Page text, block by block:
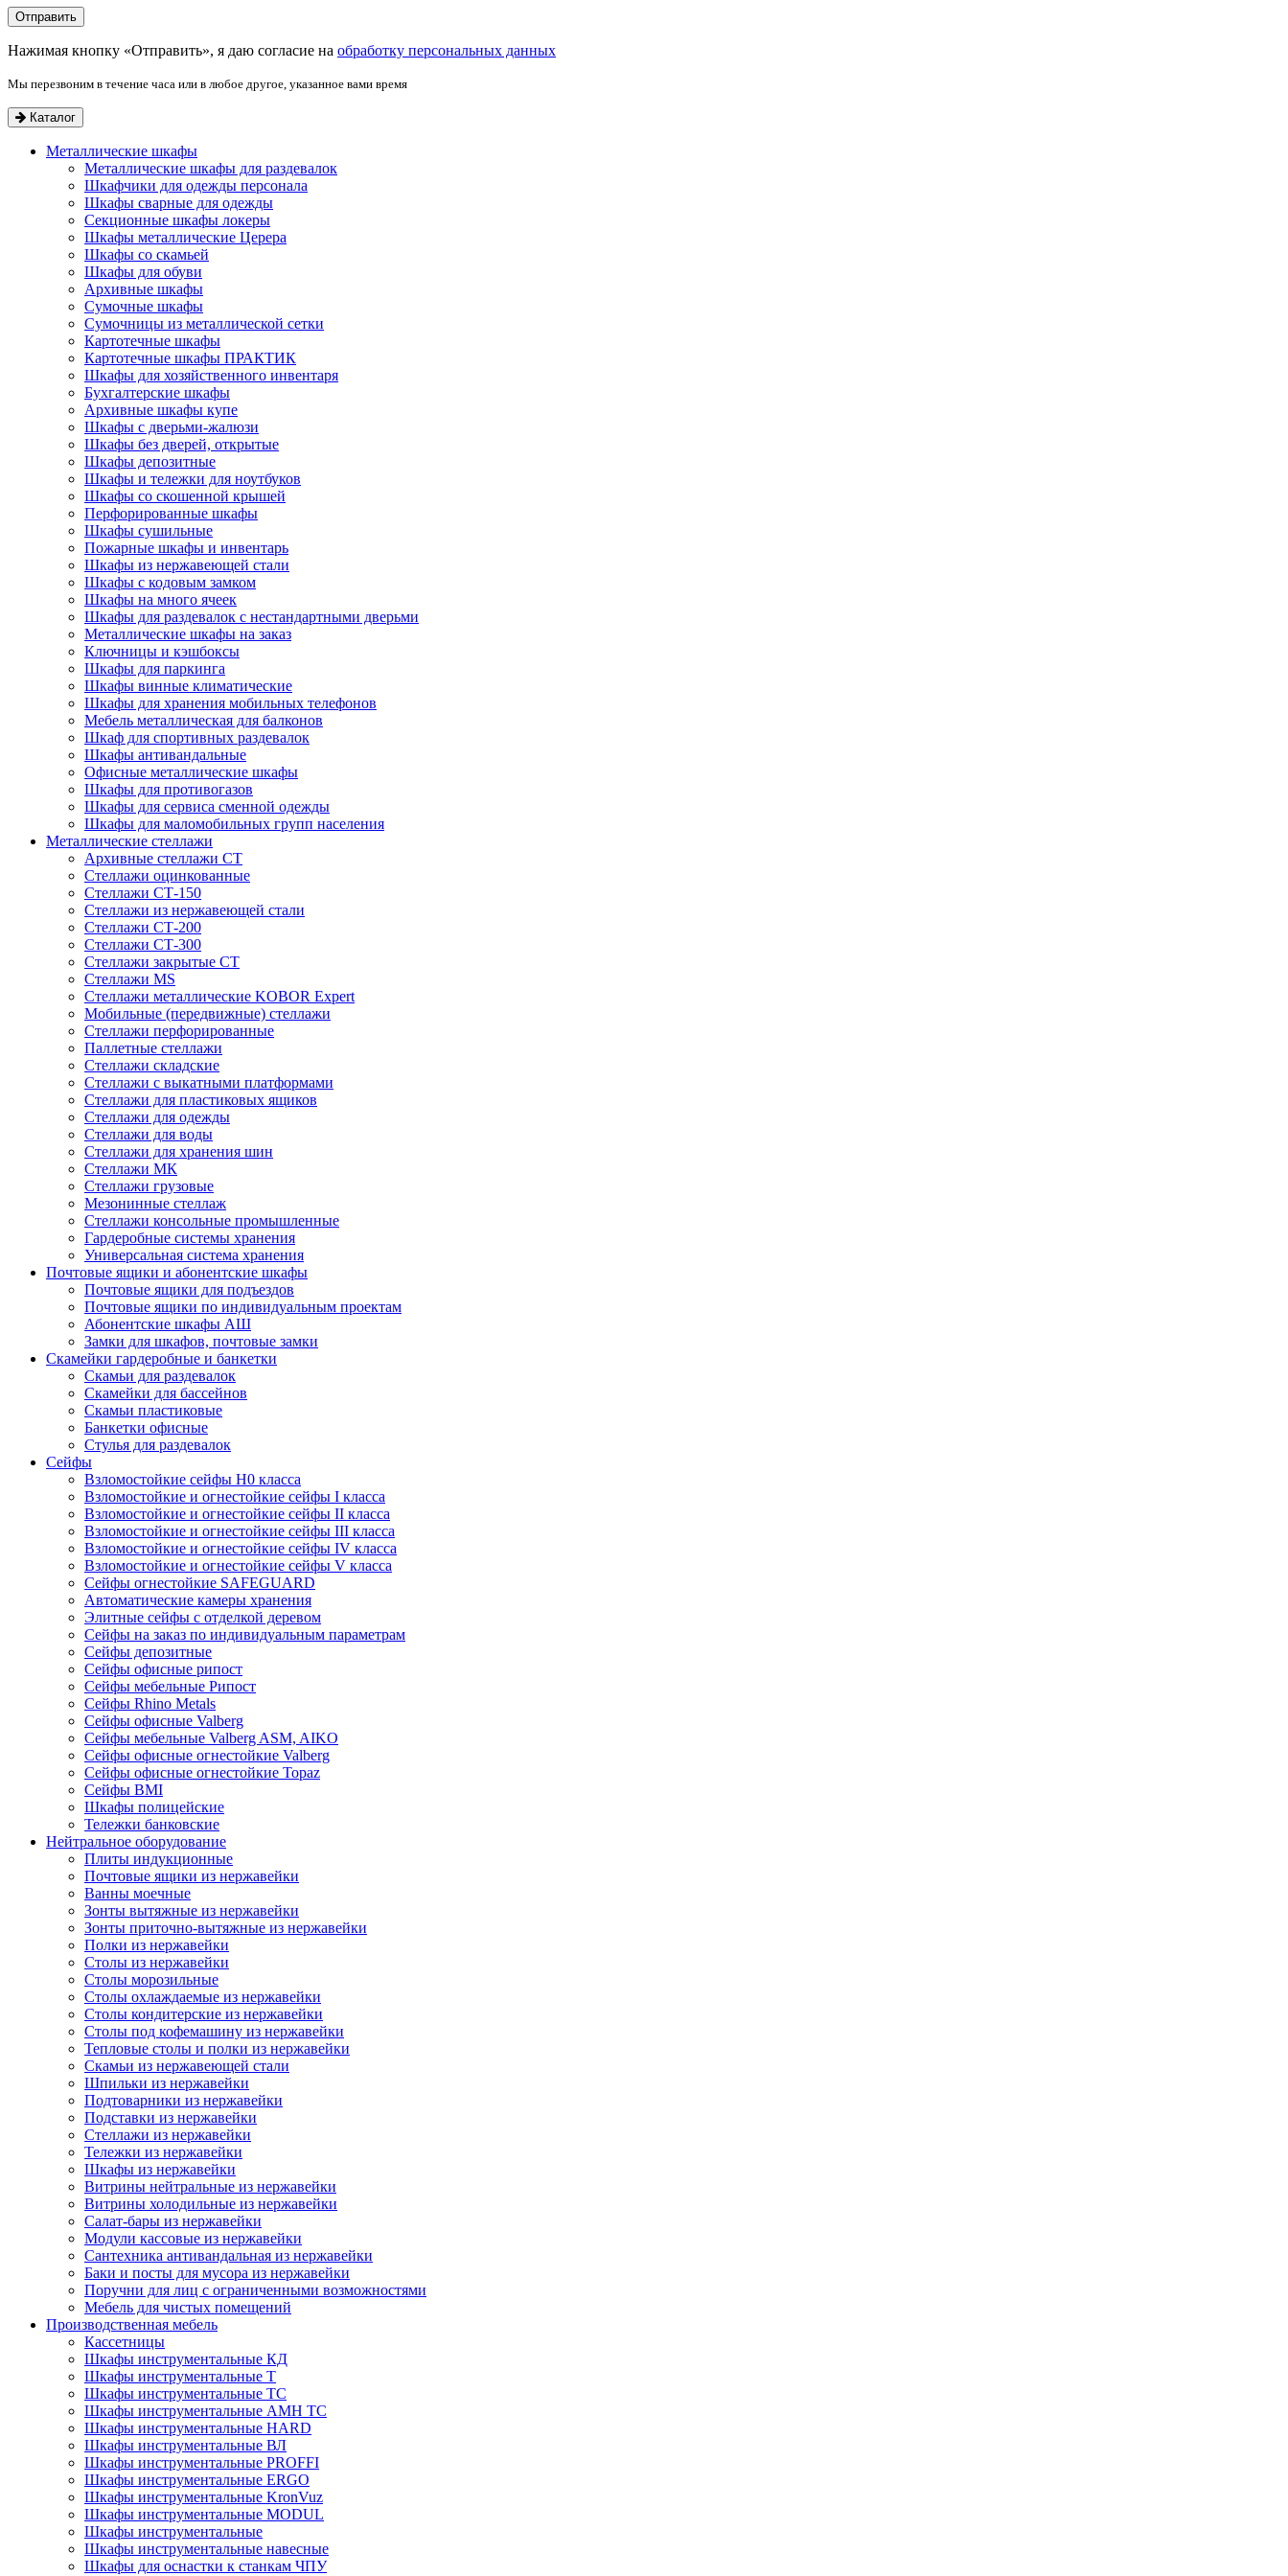
Нажимая кнопку «Отправить», я даю согласие на обработку персональных данных
Мы перезвоним в течение часа или в любое другое, указанное вами время
Каталог
Металлические шкафы
Металлические шкафы для раздевалок
Шкафчики для одежды персонала
Шкафы сварные для одежды
Секционные шкафы локеры
Шкафы металлические Церера
Шкафы со скамьей
Шкафы для обуви
Архивные шкафы
Сумочные шкафы
Сумочницы из металлической сетки
Картотечные шкафы
Картотечные шкафы ПРАКТИК
Шкафы для хозяйственного инвентаря
Бухгалтерские шкафы
Архивные шкафы купе
Шкафы с дверьми-жалюзи
Шкафы без дверей, открытые
Шкафы депозитные
Шкафы и тележки для ноутбуков
Шкафы со скошенной крышей
Перфорированные шкафы
Шкафы сушильные
Пожарные шкафы и инвентарь
Шкафы из нержавеющей стали
Шкафы с кодовым замком
Шкафы на много ячеек
Шкафы для раздевалок с нестандартными дверьми
Металлические шкафы на заказ
Ключницы и кэшбоксы
Шкафы для паркинга
Шкафы винные климатические
Шкафы для хранения мобильных телефонов
Мебель металлическая для балконов
Шкаф для спортивных раздевалок
Шкафы антивандальные
Офисные металлические шкафы
Шкафы для противогазов
Шкафы для сервиса сменной одежды
Шкафы для маломобильных групп населения
Металлические стеллажи
Архивные стеллажи СТ
Стеллажи оцинкованные
Стеллажи СТ-150
Стеллажи из нержавеющей стали
Стеллажи СТ-200
Стеллажи СТ-300
Стеллажи закрытые СТ
Стеллажи MS
Стеллажи металлические KOBOR Expert
Мобильные (передвижные) стеллажи
Стеллажи перфорированные
Паллетные стеллажи
Стеллажи складские
Стеллажи с выкатными платформами
Стеллажи для пластиковых ящиков
Стеллажи для одежды
Стеллажи для воды
Стеллажи для хранения шин
Стеллажи МК
Стеллажи грузовые
Мезонинные стеллаж
Стеллажи консольные промышленные
Гардеробные системы хранения
Универсальная система хранения
Почтовые ящики и абонентские шкафы
Почтовые ящики для подъездов
Почтовые ящики по индивидуальным проектам
Абонентские шкафы АШ
Замки для шкафов, почтовые замки
Скамейки гардеробные и банкетки
Скамьи для раздевалок
Скамейки для бассейнов
Скамьи пластиковые
Банкетки офисные
Стулья для раздевалок
Сейфы
Взломостойкие сейфы H0 класса
Взломостойкие и огнестойкие сейфы I класса
Взломостойкие и огнестойкие сейфы II класса
Взломостойкие и огнестойкие сейфы III класса
Взломостойкие и огнестойкие сейфы IV класса
Взломостойкие и огнестойкие сейфы V класса
Сейфы огнестойкие SAFEGUARD
Автоматические камеры хранения
Элитные сейфы с отделкой деревом
Сейфы на заказ по индивидуальным параметрам
Сейфы депозитные
Сейфы офисные рипост
Сейфы мебельные Рипост
Сейфы Rhino Metals
Сейфы офисные Valberg
Сейфы мебельные Valberg ASM, AIKO
Сейфы офисные огнестойкие Valberg
Сейфы офисные огнестойкие Topaz
Сейфы ВМI
Шкафы полицейские
Тележки банковские
Нейтральное оборудование
Плиты индукционные
Почтовые ящики из нержавейки
Ванны моечные
Зонты вытяжные из нержавейки
Зонты приточно-вытяжные из нержавейки
Полки из нержавейки
Столы из нержавейки
Столы морозильные
Столы охлаждаемые из нержавейки
Столы кондитерские из нержавейки
Столы под кофемашину из нержавейки
Тепловые столы и полки из нержавейки
Скамьи из нержавеющей стали
Шпильки из нержавейки
Подтоварники из нержавейки
Подставки из нержавейки
Стеллажи из нержавейки
Тележки из нержавейки
Шкафы из нержавейки
Витрины нейтральные из нержавейки
Витрины холодильные из нержавейки
Салат-бары из нержавейки
Модули кассовые из нержавейки
Сантехника антивандальная из нержавейки
Баки и посты для мусора из нержавейки
Поручни для лиц с ограниченными возможностями
Мебель для чистых помещений
Производственная мебель
Кассетницы
Шкафы инструментальные КД
Шкафы инструментальные Т
Шкафы инструментальные ТС
Шкафы инструментальные AMH TC
Шкафы инструментальные HARD
Шкафы инструментальные ВЛ
Шкафы инструментальные PROFFI
Шкафы инструментальные ERGO
Шкафы инструментальные KronVuz
Шкафы инструментальные MODUL
Шкафы инструментальные
Шкафы инструментальные навесные
Шкафы для оснастки к станкам ЧПУ